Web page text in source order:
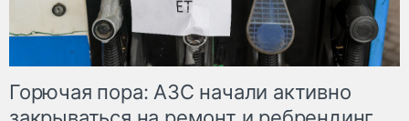
Горючая пора: АЗС начали активно